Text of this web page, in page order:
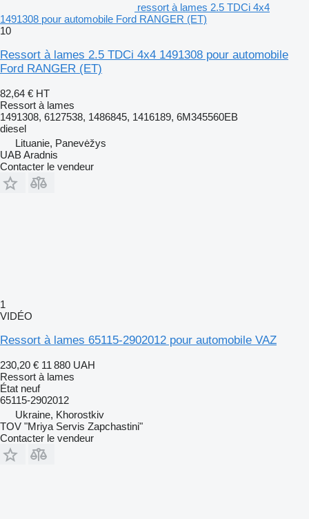
ressort à lames 2.5 TDCi 4x4
1491308 pour automobile Ford RANGER (ET)
10
Ressort à lames 2.5 TDCi 4x4 1491308 pour automobile
Ford RANGER (ET)
82,64 € HT
Ressort à lames
1491308, 6127538, 1486845, 1416189, 6M345560EB
diesel
Lituanie, Panevėžys
UAB Aradnis
Contacter le vendeur
1
VIDÉO
Ressort à lames 65115-2902012 pour automobile VAZ
230,20 € 11 880 UAH
Ressort à lames
État neuf
65115-2902012
Ukraine, Khorostkiv
TOV "Mriya Servis Zapchastini"
Contacter le vendeur